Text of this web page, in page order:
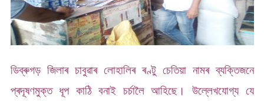
ডিব্ৰুগড় জিলাৰ চাবুৱাৰ লোহালিৰ ৰণ্টু চেতিয়া নামৰ ব্যক্তিজনে
প্ৰদূষণমুক্ত ধূপ কাঠি বনাই চৰ্চালৈ আহিছে। উল্লেখযোগ্য যে